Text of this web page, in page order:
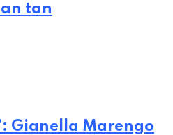
tan
Gianella Marengo